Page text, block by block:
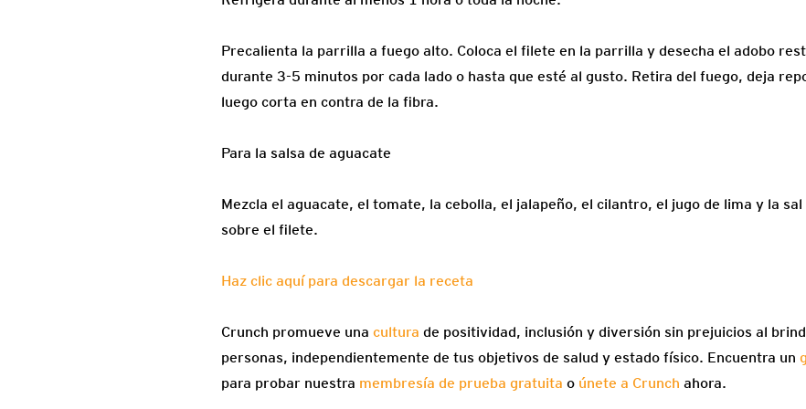
Precalienta la parrilla a fuego alto. Coloca el filete en la parrilla y desecha el adobo
durante 3-5 minutos por cada lado o hasta que esté al gusto. Retira del fuego, deja
luego corta en contra de la fibra.
Para la salsa de aguacate
Mezcla el aguacate, el tomate, la cebolla, el jalapeño, el cilantro, el jugo de lima y la
sobre el filete.
Haz clic aquí para descargar la receta
Crunch promueve una cultura de positividad, inclusión y diversión sin prejuicios al
personas, independientemente de tus objetivos de salud y estado físico. Encuentra un
para probar nuestra membresía de prueba gratuita o únete a Crunch ahora.